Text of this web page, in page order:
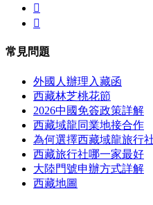


常見問題
外國人辦理入藏函
西藏林芝桃花節
2026中國免簽政策詳解
西藏域龍同業地接合作
為何選擇西藏域龍旅行
西藏旅行社哪一家最好
大陸門號申辦方式詳解
西藏地圖